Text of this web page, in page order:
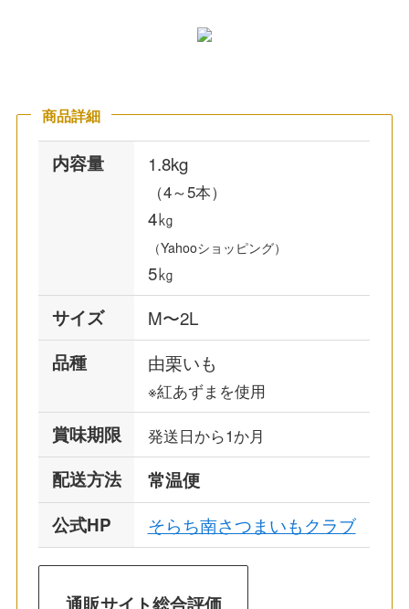
商品詳細
内容量 1.8kg
（4～5本）
4㎏
（Yahooショッピング）
5㎏
サイズ
M〜2L
品種
由栗いも
※紅あずまを使用
賞味期限 発送日から1か月
配送方法
常温便
公式HP
そらち南さつまいもクラブ
通販サイト総合評価